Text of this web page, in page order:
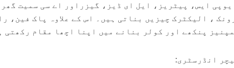
یوپی ایس، پیٹریز، ایل ای ڈیز، گیزراور اے سی سمیت گھر
، الیکٹرک چیزیں بناتی ہیں۔ اس کے علاوہ پاک فین،
پنکھے اور کولر بنانے میں اپنا اچھا مقام رکھتی
انڈرسٹری: